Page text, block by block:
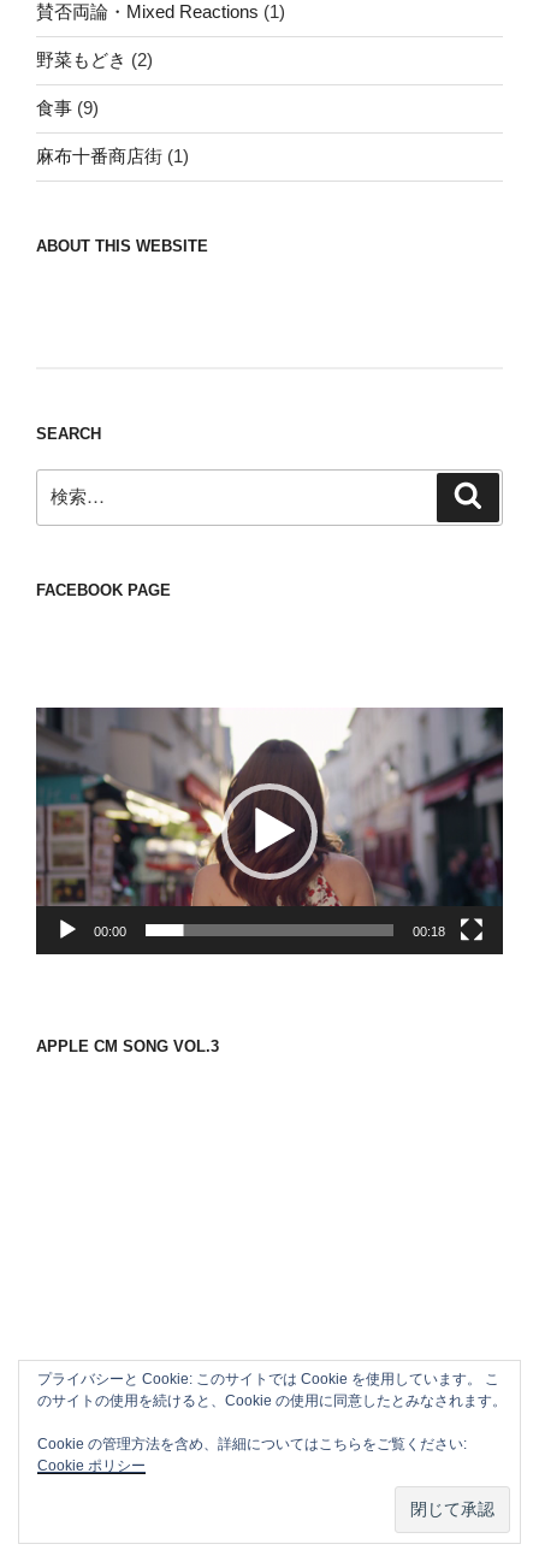
賛否両論・Mixed Reactions (1)
野菜もどき (2)
食事 (9)
麻布十番商店街 (1)
ABOUT THIS WEBSITE
SEARCH
索:
FACEBOOK PAGE
動
画
プ
レ
ー
ヤ
ー
00:00 00:18
APPLE CM SONG VOL.3
プライバシーと Cookie: このサイトでは Cookie を使用しています。 こ
のサイトの使用を続けると、Cookie の使用に同意したとみなされます。
Cookie の管理方法を含め、詳細についてはこちらをご覧ください:
Cookie ポリシー